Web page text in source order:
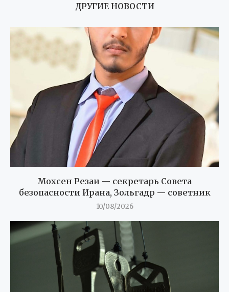
ДРУГИЕ НОВОСТИ
Мохсен Резаи — секретарь Совета
безопасности Ирана, Зольгадр — советник
10/08/2026